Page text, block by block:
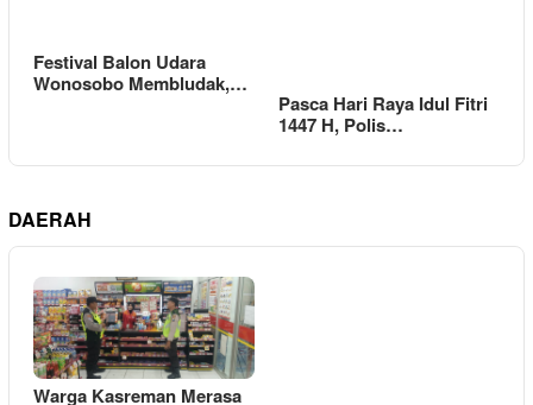
Festival Balon Udara
Wonosobo Membludak,…
Pasca Hari Raya Idul Fitri
1447 H, Polis…
DAERAH
Warga Kasreman Merasa